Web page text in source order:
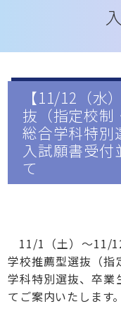
【11/12（水
抜（指定校制
総合学科特別
入試願書受
て
11/1（土）～11/
学校推薦型選抜（指
学科特別選抜、卒業
てご案内いたします